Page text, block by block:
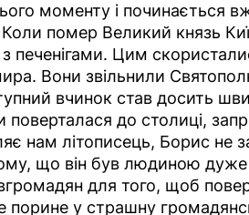
моменту і починається
Коли помер Великий князь
печенігами. Цим
Вони звільнили
вчинок став досить
поверталася до столиці,
нам літописець, Борис не
що він був людиною дуже
для того, щоб
порине у страшну